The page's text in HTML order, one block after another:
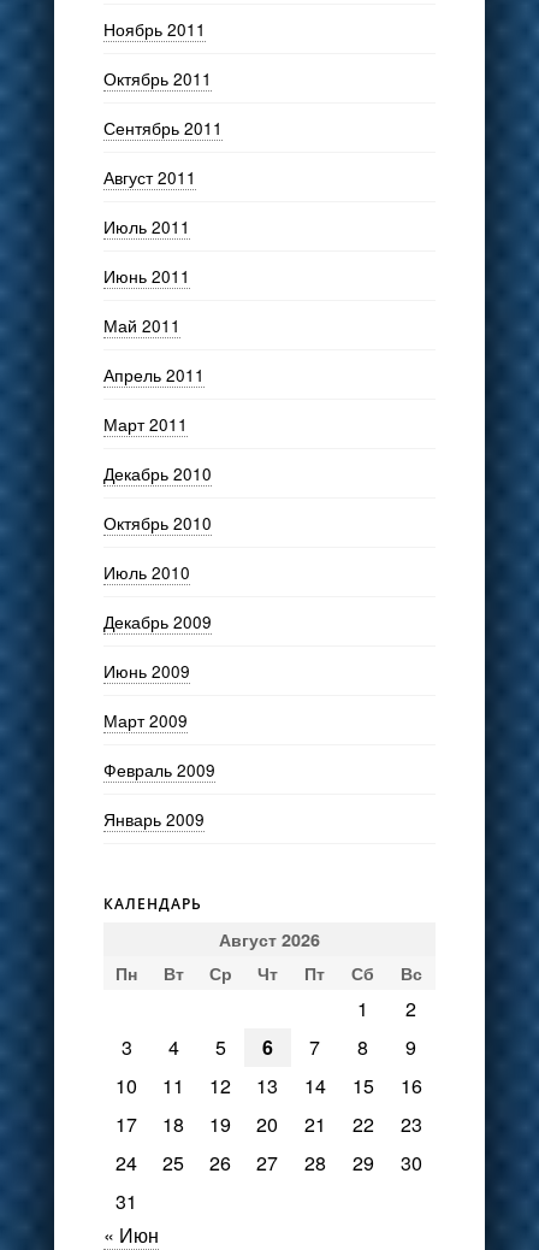
Ноябрь 2011
Октябрь 2011
Сентябрь 2011
Август 2011
Июль 2011
Июнь 2011
Май 2011
Апрель 2011
Март 2011
Декабрь 2010
Октябрь 2010
Июль 2010
Декабрь 2009
Июнь 2009
Март 2009
Февраль 2009
Январь 2009
КАЛЕНДАРЬ
Август 2026
Пн
Вт Ср Чт Пт Сб Вс
1
2
3
4 5 6 7 8
9
10
11 12 13 14 15
16
17
18 19 20 21 22
23
24
25 26 27 28 29
30
31
« Июн